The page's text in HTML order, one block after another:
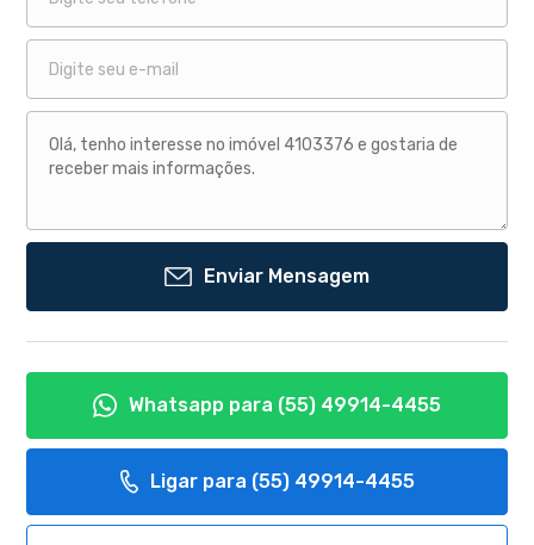
Enviar Mensagem
Whatsapp para (55) 49914-4455
Ligar para (55) 49914-4455